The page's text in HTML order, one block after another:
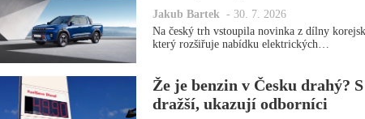
Jakub Bartek - 30. 7. 2026
Na český trh vstoupila novinka z dílny
který rozšiřuje nabídku elektrických…
Že je benzin v Česku drahý?
dražší, ukazují odborníci